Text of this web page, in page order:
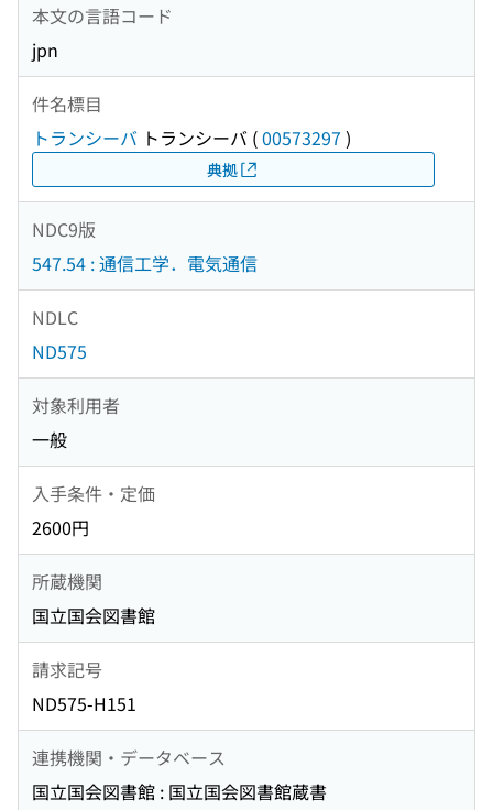
本文の言語コード
jpn
件名標目
トランシーバ トランシーバ (00573297 )
典拠
NDC9版
547.54 : 通信工学．電気通信
NDLC
ND575
対象利用者
一般
入手条件・定価
2600円
所蔵機関
国立国会図書館
請求記号
ND575-H151
連携機関・データベース
国立国会図書館 : 国立国会図書館蔵書